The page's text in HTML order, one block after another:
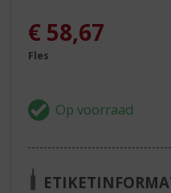
€ 58,67
Fles